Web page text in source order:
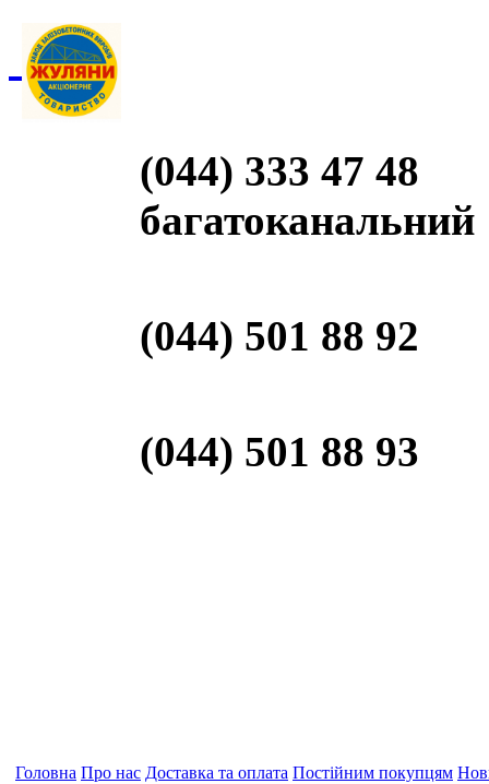
(044) 333 47 48
багатоканальний
(044) 501 88 92
(044) 501 88 93
Головна Про нас Доставка та оплата Постійним покупцям